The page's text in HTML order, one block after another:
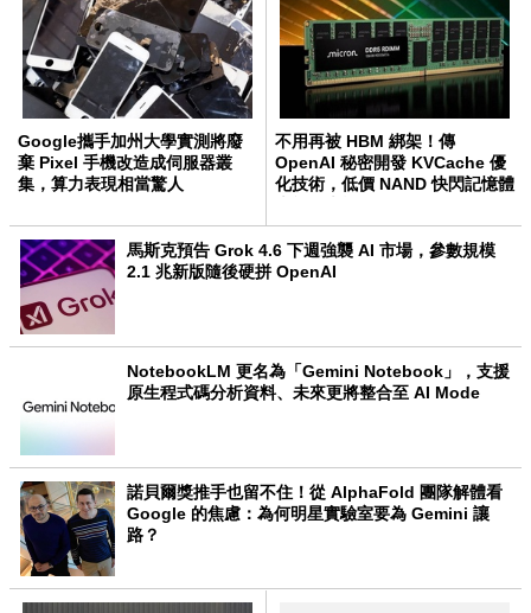
Google攜手加州大學實測將廢
棄 Pixel 手機改造成伺服器叢
集，算力表現相當驚人
不用再被 HBM 綁架！傳
OpenAI 秘密開發 KVCache 優
化技術，低價 NAND 快閃記憶體
馬斯克預告 Grok 4.6 下週強襲 AI 市場，參數規模
2.1 兆新版隨後硬拼 OpenAI
NotebookLM 更名為「Gemini Notebook」，支援
原生程式碼分析資料、未來更將整合至 AI Mode
諾貝爾獎推手也留不住！從 AlphaFold 團隊解體看
Google 的焦慮：為何明星實驗室要為 Gemini 讓
路？